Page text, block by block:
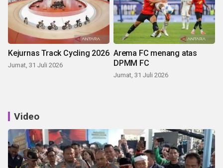
Kejurnas Track Cycling 2026
Jumat, 31 Juli 2026
Arema FC menang atas
DPMM FC
Jumat, 31 Juli 2026
Video